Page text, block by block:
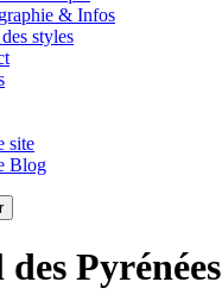
& Infos
styles
site
Blog
Pyrénées